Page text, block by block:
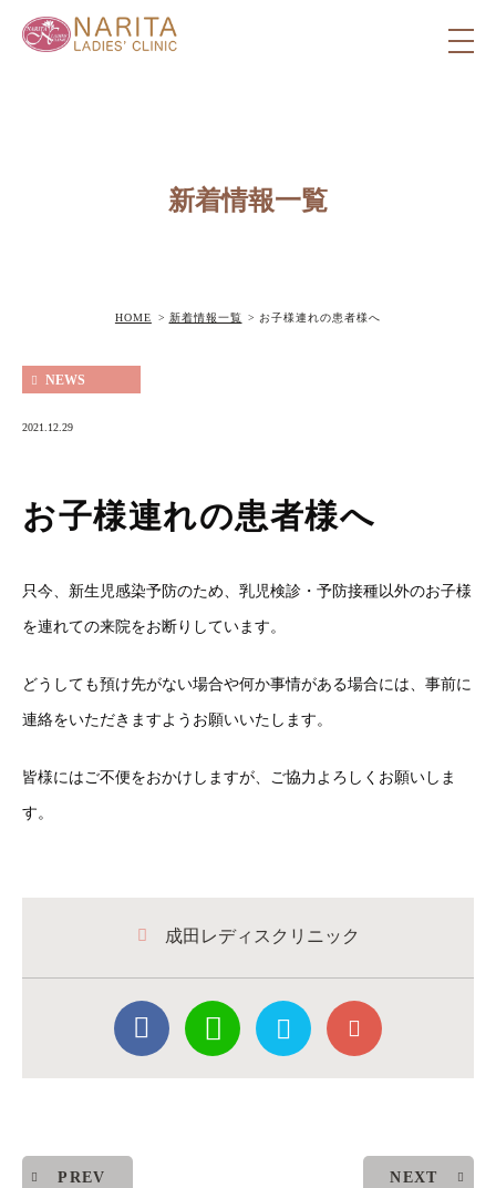
新着情報一覧
HOME 新着情報一覧 お子様連れの患者様へ
NEWS
2021.12.29
お子様連れの患者様へ
只今、新生児感染予防のため、乳児検診・予防接種以外のお子様
を連れての来院をお断りしています。
どうしても預け先がない場合や何か事情がある場合には、事前に
連絡をいただきますようお願いいたします。
皆様にはご不便をおかけしますが、ご協力よろしくお願いしま
す。
成田レディスクリニック
PREV NEXT